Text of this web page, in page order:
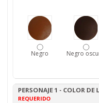
Negro Negro
PERSONAJE 1 - COLOR
REQUERIDO